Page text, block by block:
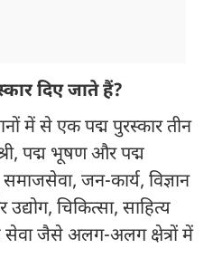
दिए जाते हैं?
में से एक पद्म पुरस्कार तीन
पद्म भूषण और पद्म
जन-कार्य, विज्ञान
चिकित्सा, साहित्य
जैसे अलग-अलग क्षेत्रों में